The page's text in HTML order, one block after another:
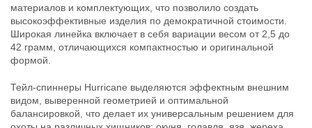
Тейл-спиннер UF Studio Hurricane
14г GRIA LIME
400₽
Длина приманки: 25 мм
Тейл-спиннер UF Studio Hurricane
18г GRIA LIME
400₽
Длина приманки: 25 мм
материалов и комплектующих, что позволило создать
высокоэффективные изделия по демократичной стоимости.
Широкая линейка включает в себя вариации весом от 2,5 до
42 грамм, отличающихся компактностью и оригинальной
формой.
Тейл-спиннеры Hurricane выделяются эффектным внешним
видом, выверенной геометрией и оптимальной
балансировкой, что делает их универсальным решением для